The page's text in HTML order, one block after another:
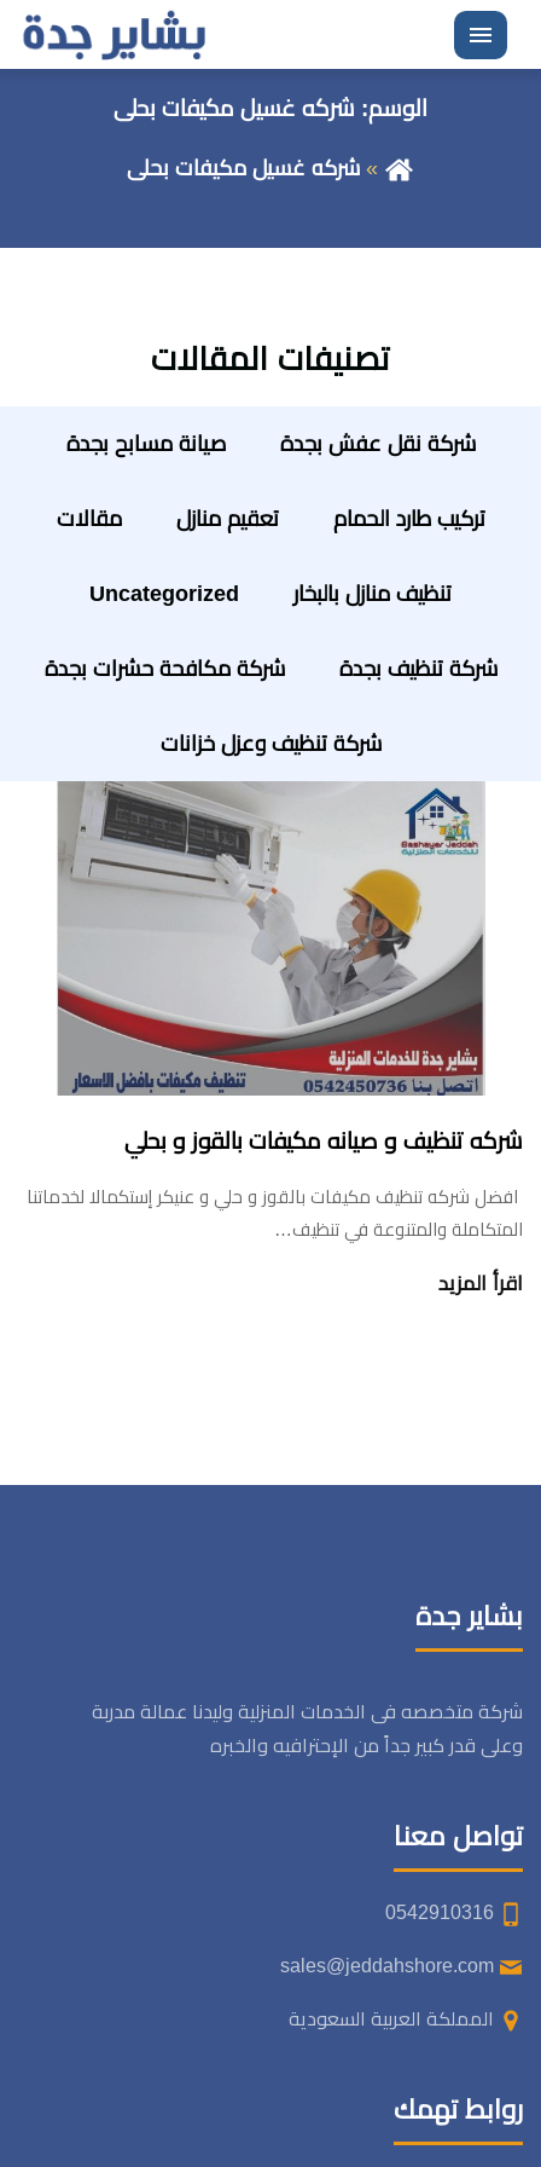
القائمة
الوسم: شركه غسيل مكيفات بحلى
شركه غسيل مكيفات بحلى
تصنيفات المقالات
شركة نقل عفش بجدة صيانة مسابح بجدة
تركيب طارد الحمام تعقيم منازل مقالات
تنظيف منازل بالبخار Uncategorized
شركة تنظيف بجدة شركة مكافحة حشرات بجدة
شركة تنظيف وعزل خزانات
شركه تنظيف و صيانه مكيفات بالقوز و بحلي
افضل شركه تنظيف مكيفات بالقوز و حلي و عنيكر إستكمالا لخدماتنا
المتكاملة والمتنوعة في تنظيف…
اقرأ المزيد
بشاير جدة
شركة متخصصه فى الخدمات المنزلية وليدنا عمالة مدربة
وعلى قدر كبير جداً من الإحترافيه والخبره
تواصل معنا
المملكة العربية السعودية
روابط تهمك